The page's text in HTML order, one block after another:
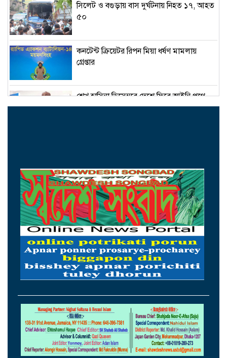
সিলেট ও বগুড়ায় বাস দুর্ঘটনায় নিহত ১৭, আহত
৫০
কনটেন্ট ক্রিয়েটর রিপন মিয়া ধর্ষণ মামলায়
গ্রেপ্তার
শেখ হাসিনা ডিসেম্বরে দেশে ফিরে আইনি পথে
হাঁটুক-আইনমন্ত্রী
মন্ত্রীদের ১০, এমপিদের ৫ লাখ টাকা বেতন চান
নুর
২৩তম রাষ্ট্রপতি হিসেবে আলোচনায় যারা
হামের উপসর্গে ৩ শিশুর মৃত্যু, আক্রান্ত ১২১৮
ছুটির দিনে সড়ক দুর্ঘটনায় দুই জেলায় প্রাণ
হারালেন ১৫ জন